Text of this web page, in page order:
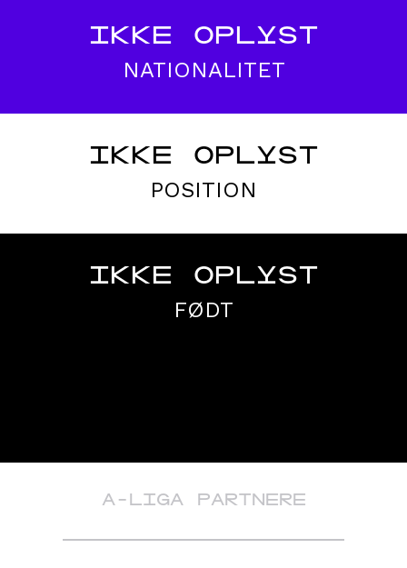
IKKE OPLYST
NATIONALITET
IKKE OPLYST
POSITION
IKKE OPLYST
FØDT
A-LIGA PARTNERE